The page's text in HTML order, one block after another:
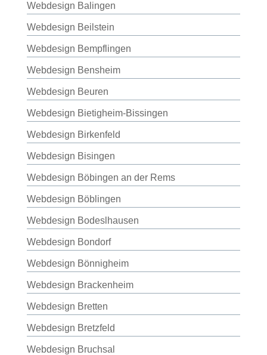
Webdesign Balingen
Webdesign Beilstein
Webdesign Bempflingen
Webdesign Bensheim
Webdesign Beuren
Webdesign Bietigheim-Bissingen
Webdesign Birkenfeld
Webdesign Bisingen
Webdesign Böbingen an der Rems
Webdesign Böblingen
Webdesign Bodeslhausen
Webdesign Bondorf
Webdesign Bönnigheim
Webdesign Brackenheim
Webdesign Bretten
Webdesign Bretzfeld
Webdesign Bruchsal